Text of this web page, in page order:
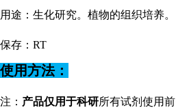
用途：生化研究。植物的组织培养。
保存： RT
使用方法：
注： 产品仅用于科研所有试剂使用